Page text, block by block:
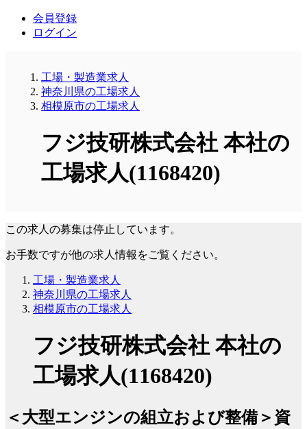
会員登録
ログイン
工場・製造業求人
神奈川県の工場求人
相模原市の工場求人
フジ技研株式会社 本社の
工場求人(1168420)
この求人の募集は停止しています。
お手数ですが他の求人情報をご覧ください。
工場・製造業求人
神奈川県の工場求人
相模原市の工場求人
フジ技研株式会社 本社の
工場求人(1168420)
＜大型エンジンの組立および整備＞資